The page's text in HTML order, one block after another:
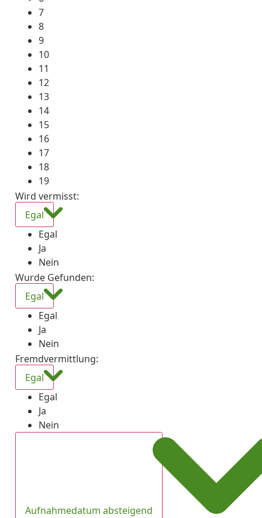
7
8
9
10
11
12
13
14
15
16
17
18
19
Wird vermisst:
Egal
Egal
Ja
Nein
Wurde Gefunden:
Egal
Egal
Ja
Nein
Fremdvermittlung:
Egal
Egal
Ja
Nein
Aufnahmedatum absteigend